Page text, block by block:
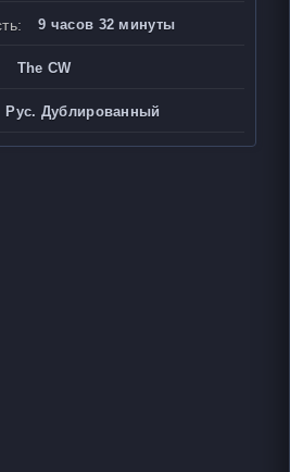
9 часов 32 минуты
The CW
Рус. Дублированный